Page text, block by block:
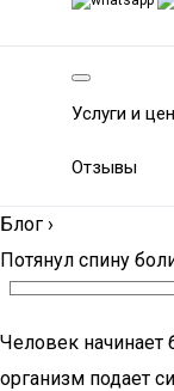
Услуги и
Отзывы
Блог ›
Потянул спину
Человек начинает
организм подает